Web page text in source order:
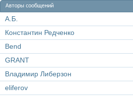
Авторы сообщений
А.Б.
Константин Редченко
Bend
GRANT
Владимир Либерзон
eliferov